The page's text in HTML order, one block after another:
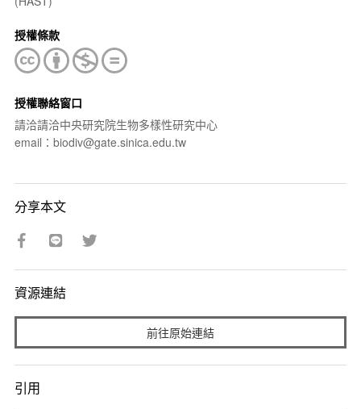
授權條款
授權聯絡窗口
請洽請洽中央研究院生物多樣性研究中心
email：biodiv@gate.sinica.edu.tw
分享本文
資源連結
前往原始連結
引用